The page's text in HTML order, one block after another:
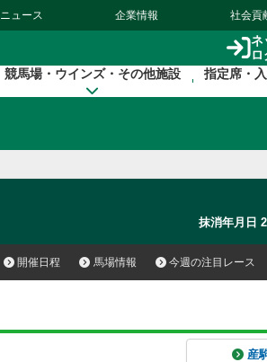
ニュース 企業情報 社会貢
ネ
競馬場・ウインズ・その他施設 指定席・
抹消年月日
開催日程 馬場情報 今週の注目レース
産